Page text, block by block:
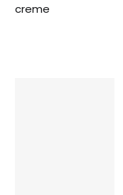
creme